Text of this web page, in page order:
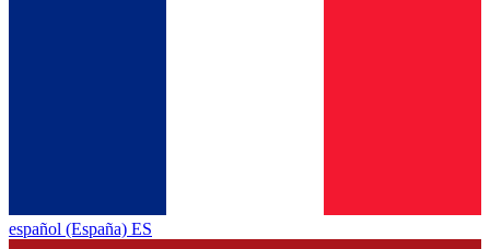
español (España) ES